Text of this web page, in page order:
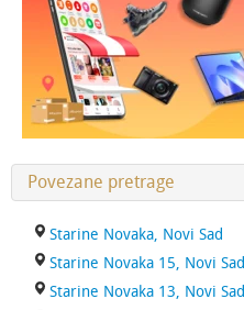
Povezane pretrage
Starine Novaka, Novi Sad
Starine Novaka 15, Novi Sad
Starine Novaka 13, Novi Sad